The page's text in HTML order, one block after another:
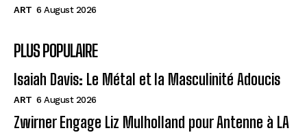
ART 6 August 2026
PLUS POPULAIRE
Isaiah Davis: Le Métal et la Masculinité Adoucis
ART 6 August 2026
Zwirner Engage Liz Mulholland pour Antenne à LA